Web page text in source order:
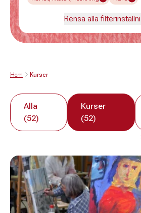
Rensa alla
Hem Kurser
Alla
(52)
Kurser
(52)